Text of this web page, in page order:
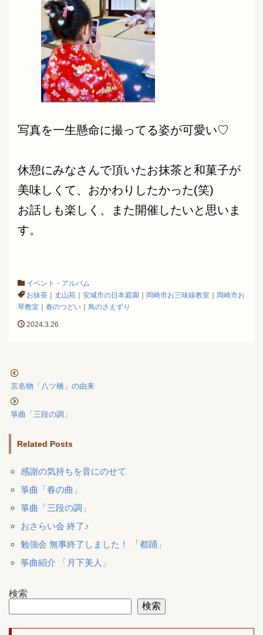
写真を一生懸命に撮ってる姿が可愛い♡
休憩にみなさんで頂いたお抹茶と和菓子が
美味しくて、おかわりしたかった(笑)
お話しも楽しく、また開催したいと思いま
す。
イベント・アルバム
お抹茶
丈山苑 安城市の日本庭園 岡崎市お三味線教室
岡崎市お
琴教室
春のつどい 鳥のさえずり
2024.3.26
京名物「八ツ橋」の由来
箏曲「三段の調」
Related Posts
感謝の気持ちを音にのせて
箏曲「春の曲」
箏曲「三段の調」
おさらい会 終了♪
勉強会 無事終了しました！ 「都踊」
筝曲紹介 「月下美人」
検索
検索